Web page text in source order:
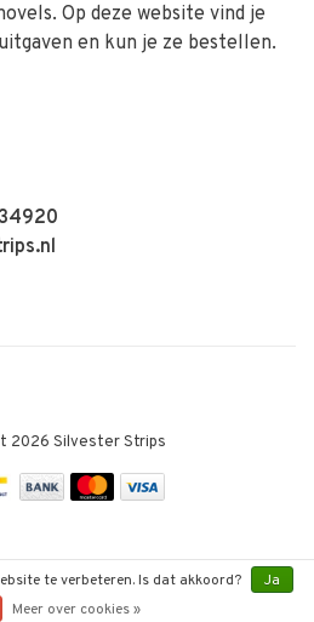
Op deze website vind je
en kun je ze bestellen.
2026 Silvester Strips
te verbeteren. Is dat akkoord?
Ja
Meer over cookies »